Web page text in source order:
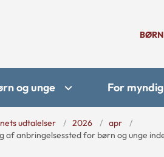
og unge For
udtalelser 2026
apr
af anbringelsessted for børn og unge